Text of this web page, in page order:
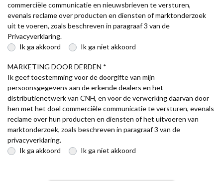
commerciële communicatie en nieuwsbrieven te versturen,
evenals reclame over producten en diensten of marktonderzoek
uit te voeren, zoals beschreven in paragraaf 3 van de
Privacyverklaring.
Ik ga akkoord
Ik ga niet akkoord
MARKETING DOOR DERDEN *
Ik geef toestemming voor de doorgifte van mijn
persoonsgegevens aan de erkende dealers en het
distributienetwerk van CNH, en voor de verwerking daarvan door
hen met het doel commerciële communicatie te versturen, evenals
reclame over hun producten en diensten of het uitvoeren van
marktonderzoek, zoals beschreven in paragraaf 3 van de
privacyverklaring.
Ik ga akkoord
Ik ga niet akkoord